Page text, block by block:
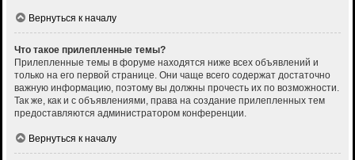
Вернуться к началу
Что такое прилепленные темы?
Прилепленные темы в форуме находятся ниже всех объявлений и
только на его первой странице. Они чаще всего содержат достаточно
важную информацию, поэтому вы должны прочесть их по возможности.
Так же, как и с объявлениями, права на создание прилепленных тем
предоставляются администратором конференции.
Вернуться к началу